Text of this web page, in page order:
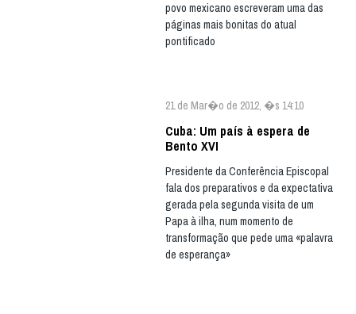
povo mexicano escreveram uma das
páginas mais bonitas do atual
pontificado
21 de Mar�o de 2012, �s 14:10
Cuba: Um país à espera de
Bento XVI
Presidente da Conferência Episcopal
fala dos preparativos e da expectativa
gerada pela segunda visita de um
Papa à ilha, num momento de
transformação que pede uma «palavra
de esperança»